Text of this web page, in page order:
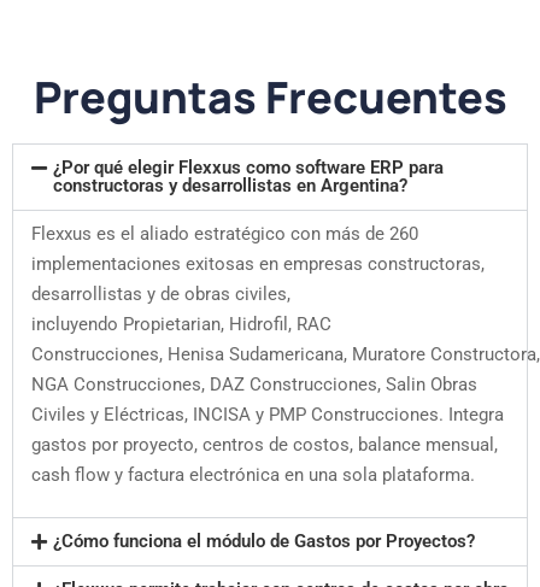
Preguntas Frecuentes
¿Por qué elegir Flexxus como software ERP para
constructoras y desarrollistas en Argentina?
Flexxus es el aliado estratégico con más de 260
implementaciones exitosas en empresas constructoras,
desarrollistas y de obras civiles,
incluyendo Propietarian, Hidrofil, RAC
Construcciones, Henisa Sudamericana, Muratore Constructora,
NGA Construcciones, DAZ Construcciones, Salin Obras
Civiles y Eléctricas, INCISA y PMP Construcciones. Integra
gastos por proyecto, centros de costos, balance mensual,
cash flow y factura electrónica en una sola plataforma.
¿Cómo funciona el módulo de Gastos por Proyectos?